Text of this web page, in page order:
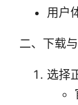
用户
二、下载
选择